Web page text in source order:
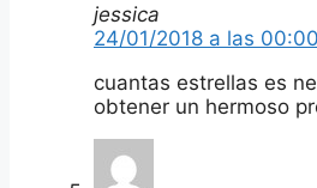
jessica
24/01/2018 a las 00:00
cuantas estrellas es
obtener un hermoso